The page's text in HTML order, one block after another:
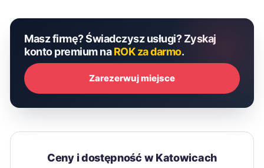
Masz firmę? Świadczysz usługi? Zyskaj
konto premium naROK za darmo.
Zarezerwuj miejsce
Ceny i dostępność w Katowicach